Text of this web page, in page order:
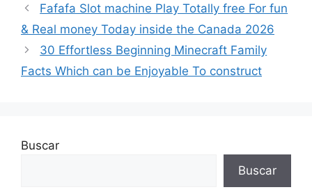
Fafafa Slot machine Play Totally free For fun
& Real money Today inside the Canada 2026
30 Effortless Beginning Minecraft Family
Facts Which can be Enjoyable To construct
Buscar
Buscar